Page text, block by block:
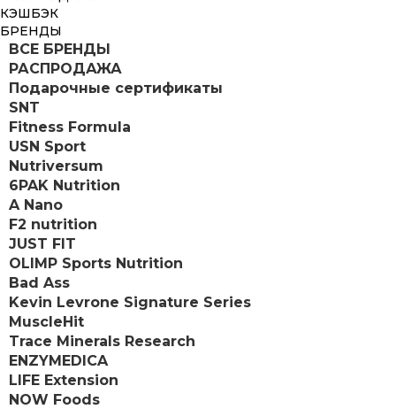
КЭШБЭК
БРЕНДЫ
ВСЕ БРЕНДЫ
РАСПРОДАЖА
Подарочные сертификаты
SNT
Fitness Formula
USN Sport
Nutriversum
6PAK Nutrition
A Nano
F2 nutrition
JUST FIT
OLIMP Sports Nutrition
Bad Ass
Kevin Levrone Signature Series
MuscleHit
Trace Minerals Research
ENZYMEDICA
LIFE Extension
NOW Foods